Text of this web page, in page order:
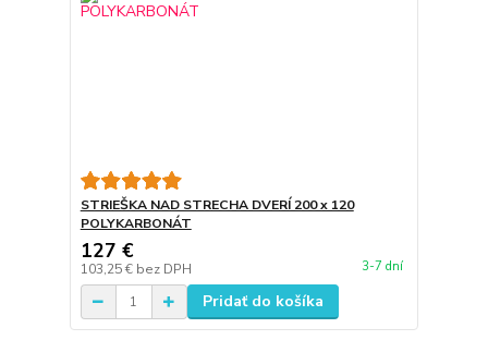
STRIEŠKA NAD STRECHA DVERÍ 200 x 120
POLYKARBONÁT
127 €
103,25 € bez DPH 3-7 dní
Pridať do košíka